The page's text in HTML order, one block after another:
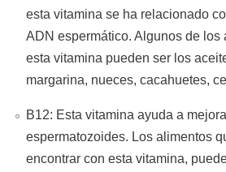
esta vitamina se ha relacionado
ADN espermático. Algunos de los
esta vitamina pueden ser los
margarina, nueces, cacahuetes,
B12: Esta vitamina ayuda a
espermatozoides. Los alimentos
encontrar con esta vitamina,